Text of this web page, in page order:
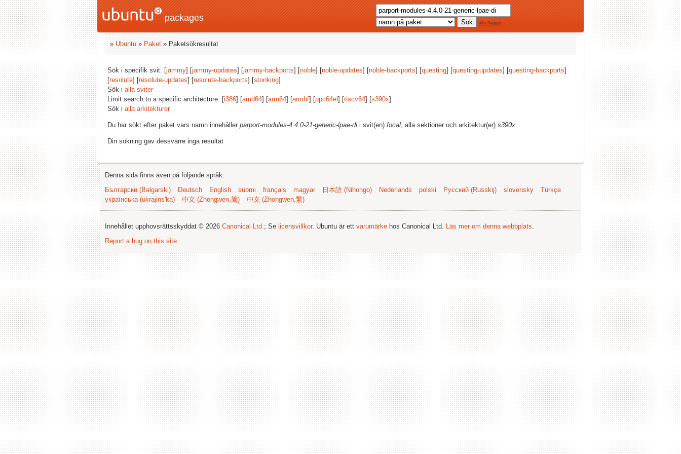
packages alla flaggor
» Ubuntu » Paket » Paketsökresultat
Sök i specifik svit: [jammy] [jammy-updates] [jammy-backports] [noble] [noble-updates] [noble-backports] [questing] [questing-updates] [questing-backports]
[resolute] [resolute-updates] [resolute-backports] [stonking]
Sök i alla sviter
Limit search to a specific architecture: [i386] [amd64] [arm64] [armhf] [ppc64el ] [riscv64] [s390x]
Sök i alla arkitekturer
Du har sökt efter paket vars namn innehåller parport-modules-4.4.0-21-generic-lpae-di i svit(en) focal, alla sektioner och arkitektur(er) s390x.
Din sökning gav dessvärre inga resultat
Denna sida finns även på följande språk:
Български (Bəlgarski)
Deutsch English suomi français magyar 日本語 (Nihongo) Nederlands polski Русский (Russkij) slovensky
Türkçe
українська (ukrajins'ka)
中文 (Zhongwen,简) 中文 (Zhongwen,繁)
Innehållet upphovsrättsskyddat © 2026 Canonical Ltd.; Se licensvillkor. Ubuntu är ett varumärke hos Canonical Ltd. Läs mer om denna webbplats.
Report a bug on this site.